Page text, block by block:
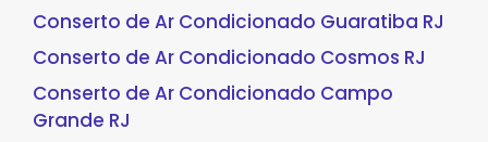
Conserto de Ar Condicionado Guaratiba RJ
Conserto de Ar Condicionado Cosmos RJ
Conserto de Ar Condicionado Campo
Grande RJ